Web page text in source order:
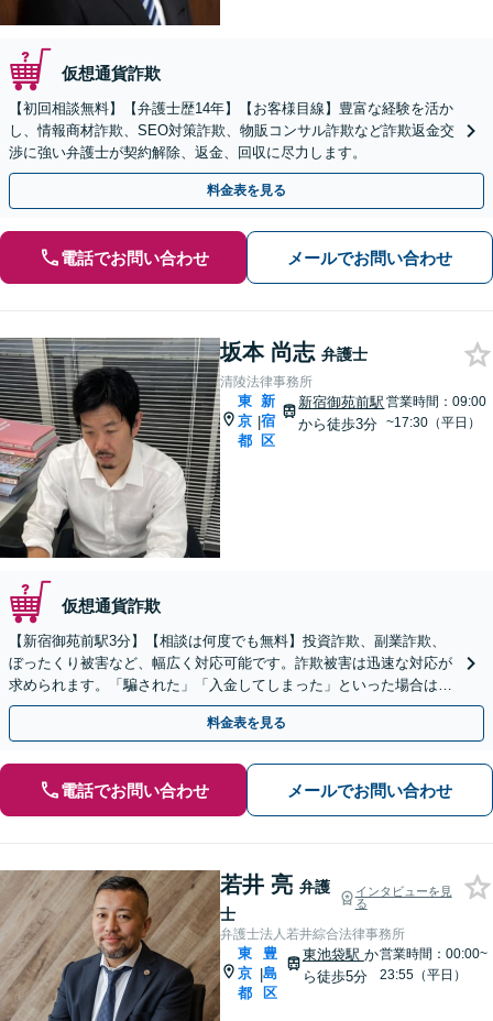
仮想通貨詐欺
【初回相談無料】【弁護士歴14年】【お客様目線】豊富な経験を活か
し、情報商材詐欺、SEO対策詐欺、物販コンサル詐欺など詐欺返金交
渉に強い弁護士が契約解除、返金、回収に尽力します。
料金表を見る
電話でお問い合わせ メールでお問い合わせ
坂本 尚志 弁護士
清陵法律事務所
東
京
都
|
新
宿
区
新宿御苑前駅
から徒歩3分
営業時間：09:00
~17:30（平日）
仮想通貨詐欺
【新宿御苑前駅3分】【相談は何度でも無料】投資詐欺、副業詐欺、
ぼったくり被害など、幅広く対応可能です。詐欺被害は迅速な対応が
求められます。「騙された」「入金してしまった」といった場合は、
お早めにご相談ください。【電話・メール・WEB相談可】
料金表を見る
電話でお問い合わせ メールでお問い合わせ
若井 亮 弁護
士
インタビューを見
る
弁護士法人若井綜合法律事務所
東
京
都
|
豊
島
区
東池袋駅 か
ら徒歩5分
営業時間：00:00~
23:55（平日）